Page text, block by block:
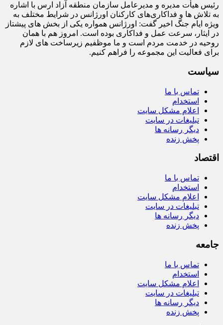
رئیس هیأت‌ مدیره و مدیرعامل سازمان منطقه آزاد ارس با اشاره
به تلاش‌ ها و فداکاری‌های کارکنان اورژانس در شرایط مختلف به‌
ویژه ایام جنگ اخیر گفت: اورژانس همواره یکی از بخش‌ های پیشتاز
در ایثار، سرعت‌ عمل و فداکاری بوده است. امروز هم با همان
روحیه در خدمت مردم است و ما موظفیم زیرساخت‌ های لازم
برای فعالیت این مجموعه را فراهم کنیم.
سیاست
تماس با ما
استخدام
اعلام مشکل سایت
تبلیغات در سایت
دیگر رسانه ها
پخش زنده
اقتصاد
تماس با ما
استخدام
اعلام مشکل سایت
تبلیغات در سایت
دیگر رسانه ها
پخش زنده
جامعه
تماس با ما
استخدام
اعلام مشکل سایت
تبلیغات در سایت
دیگر رسانه ها
پخش زنده